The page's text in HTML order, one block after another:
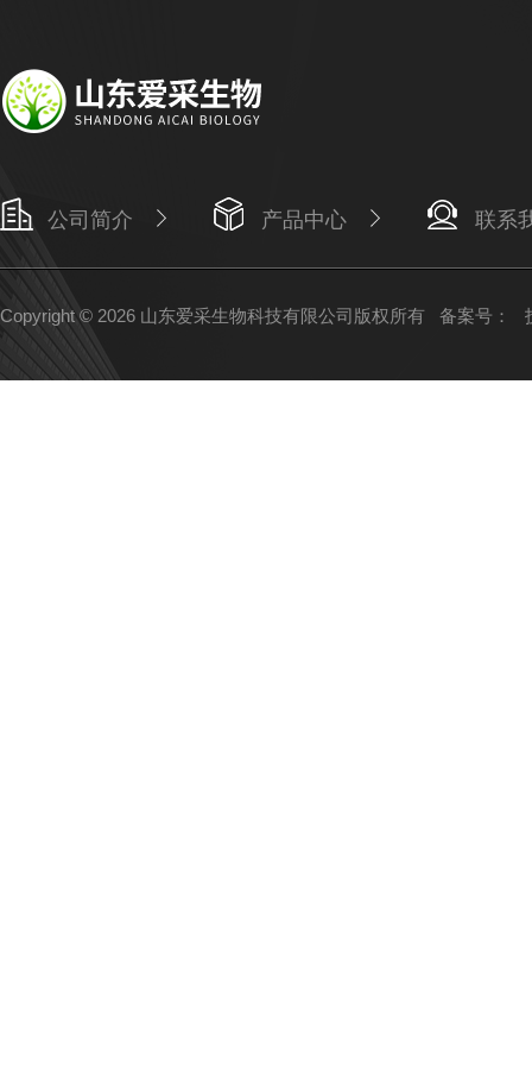
公司简介 产品中心 联系
Copyright © 2026 山东爱采生物科技有限公司版权所有 备案号：